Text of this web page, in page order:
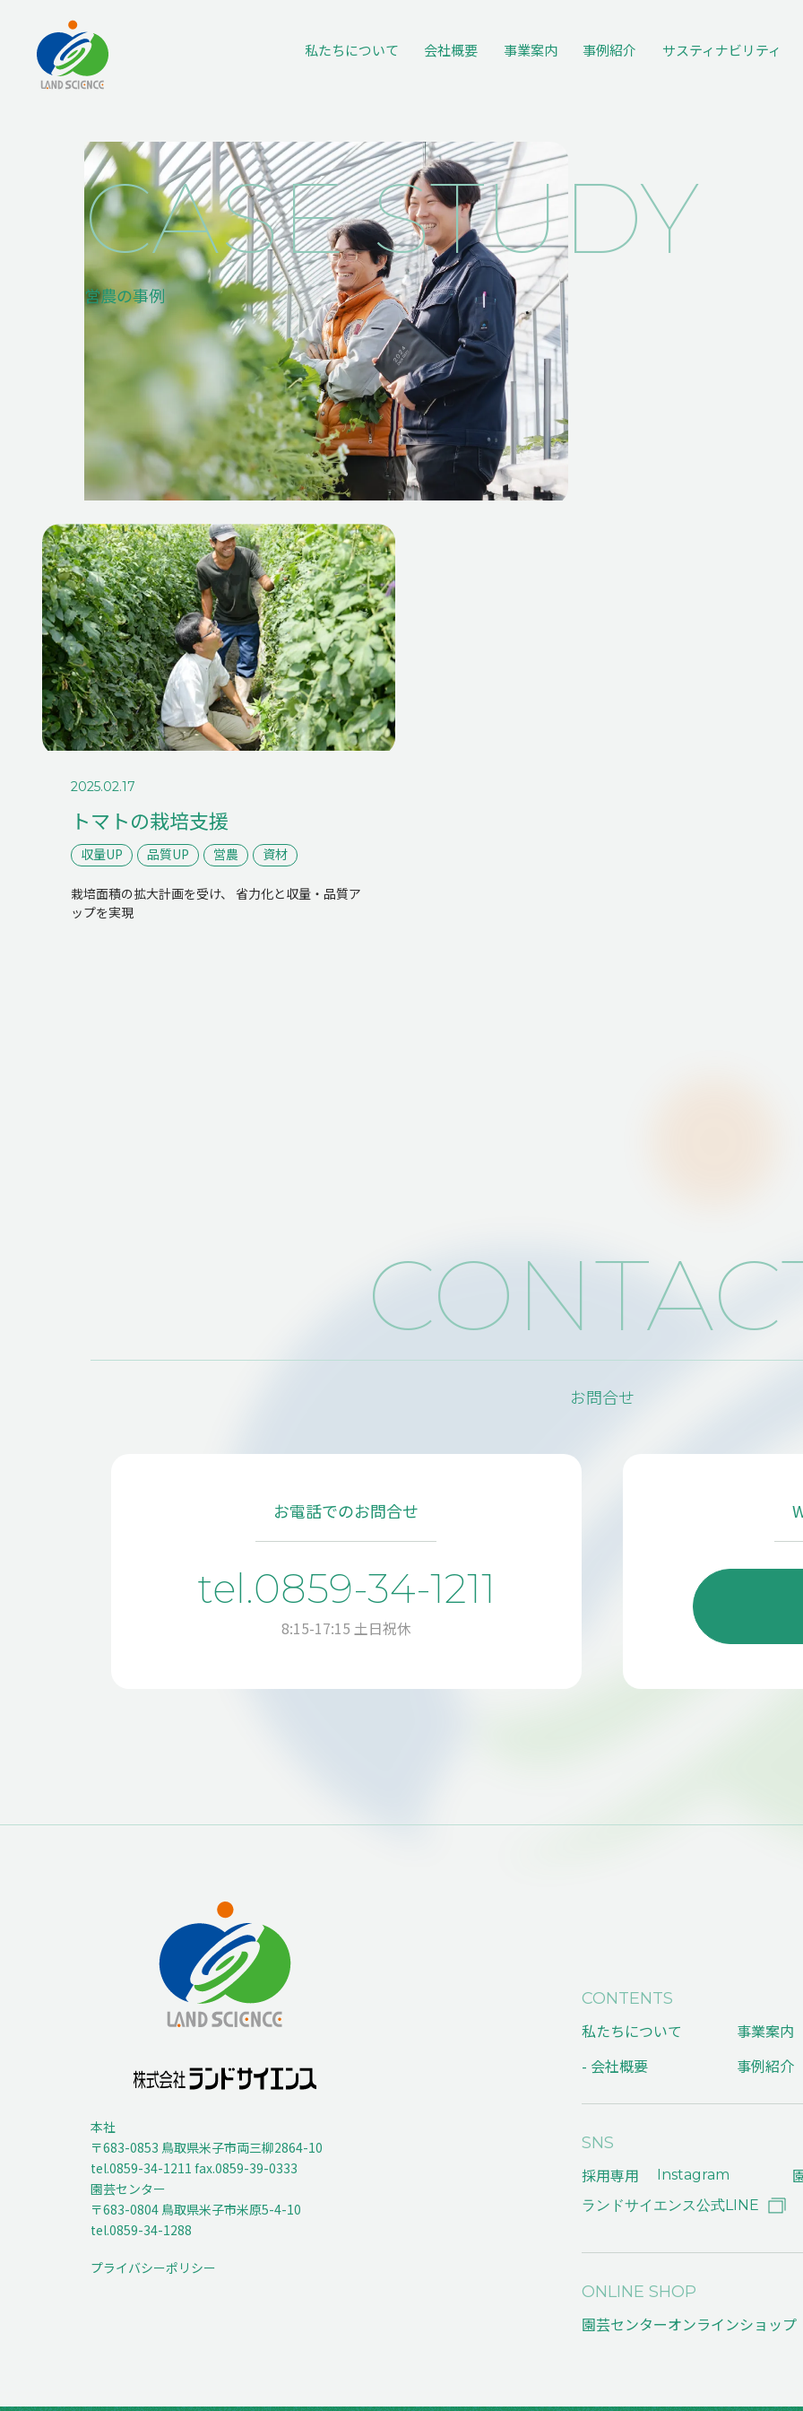
私たちについて 会社概要 事業案内 事例紹介 サスティナビリティ
事業案内
事例紹介
CASE STUDY
営農の事例
2025.02.17
トマトの栽培支援
収量UP 品質UP 営農 資材
栽培面積の拡大計画を受け、
省力化と収量・品質ア
ップを実現
お問合せ
お電話でのお問合せ
tel.0859-34-1211
8:15-17:15 土日祝休
本社
〒683-0853 鳥取県米子市両三柳2864-10
tel.0859-34-1211 fax.0859-39-0333
園芸センター
〒683-0804 鳥取県米子市米原5-4-10
tel.0859-34-1288
プライバシーポリシー
CONTENTS
私たちについて
- 会社概要
事業案内
事例紹介
SNS
採用専用 Instagram
ランドサイエンス公式LINE
ONLINE SHOP
園芸センターオンラインショップ